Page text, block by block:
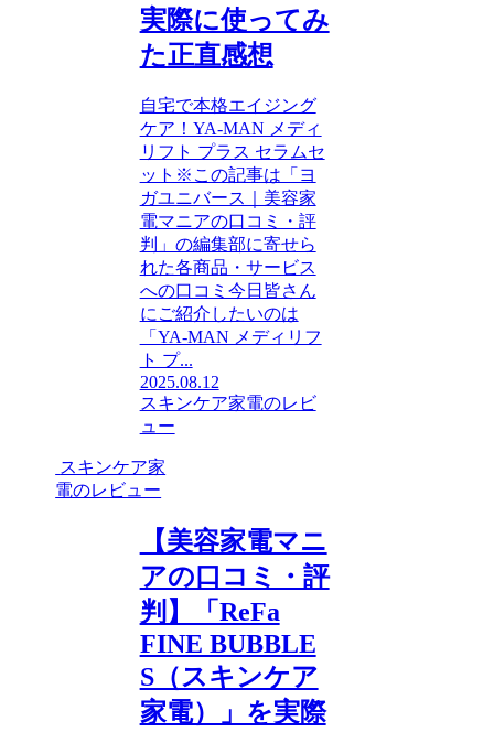
実際に使ってみ
た正直感想
自宅で本格エイジング
ケア！YA-MAN メディ
リフト プラス セラムセ
ット※この記事は「ヨ
ガユニバース｜美容家
電マニアの口コミ・評
判」の編集部に寄せら
れた各商品・サービス
への口コミ今日皆さん
にご紹介したいのは
「YA-MAN メディリフ
ト プ...
2025.08.12
スキンケア家電のレビ
ュー
スキンケア家
電のレビュー
【美容家電マニ
アの口コミ・評
判】「ReFa
FINE BUBBLE
S（スキンケア
家電）」を実際